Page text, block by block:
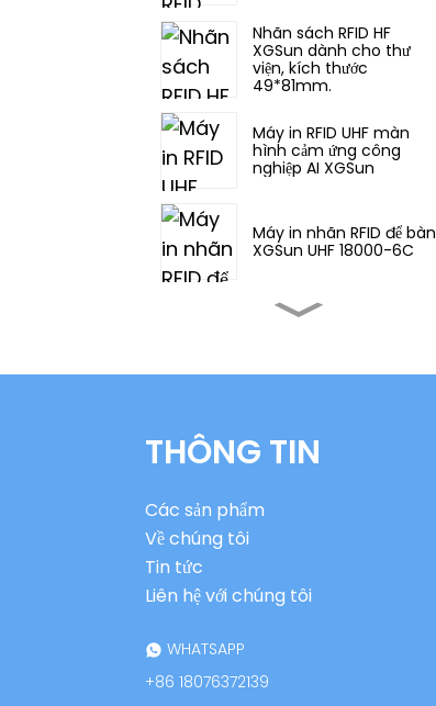
Nhãn sách RFID HF
XGSun dành cho thư
viện, kích thước
49*81mm.
Máy in RFID UHF màn
hình cảm ứng công
nghiệp AI XGSun
Máy in nhãn RFID để bàn
XGSun UHF 18000-6C
Máy in RFID UHF màn
(ETSI) của XGSun
loại kích thước nhỏ
Nhãn dán kim loại siêu
mỏng có thể in UHF
THÔNG TIN
Các sản phẩm
Về chúng tôi
Tin tức
Liên hệ với chúng tôi
WHATSAPP
+86 18076372139